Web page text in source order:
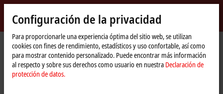
Beckhoff
-
New
Automation
Technology
myBeckhoff
Página
de
inicio
Products I/O Fieldbus Box and IO-Link box
IO-Link box
EPIxxxx | industrial housing
Configuración de la privacidad
Para proporcionarle una experiencia óptima del sitio web, se utilizan
cookies con fines de rendimiento, estadísticos y uso confortable, así como
para mostrar contenido personalizado. Puede encontrar más información
al respecto y sobre sus derechos como usuario en nuestra Declaración de
protección de datos.